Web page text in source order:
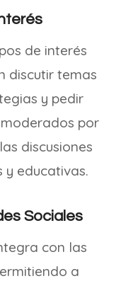
de interés
discutir temas
y pedir
por
discusiones
y educativas.
Sociales
con las
a